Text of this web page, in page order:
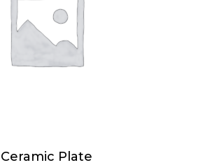
LLEGEIX MÉS
Ceramic Plate